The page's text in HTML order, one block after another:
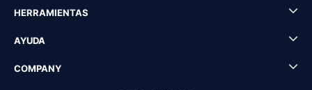
HERRAMIENTAS
AYUDA
COMPANY